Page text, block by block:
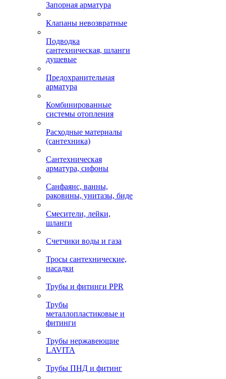
Запорная арматура
Клапаны невозвратные
Подводка
сантехническая, шланги
душевые
Предохранительная
арматура
Комбинированные
системы отопления
Расходные материалы
(сантехника)
Сантехническая
арматура, сифоны
Санфаянс, ванны,
раковины, унитазы, биде
Смесители, лейки,
шланги
Счетчики воды и газа
Тросы сантехнические,
насадки
Трубы и фитинги PPR
Трубы
металлопластиковые и
фитинги
Трубы нержавеющие
LAVITA
Трубы ПНД и фитинг